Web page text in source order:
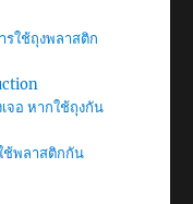
รใช้ถุงพลาสติก
จอ หากใช้ถุงกัน
ช้พลาสติกกัน